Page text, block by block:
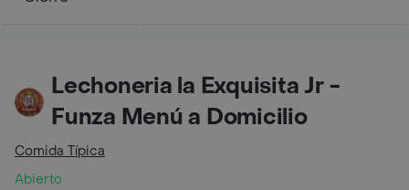
Lechoneria la Exquisita Jr -
Funza Menú a Domicilio
Comida Típica
Abierto